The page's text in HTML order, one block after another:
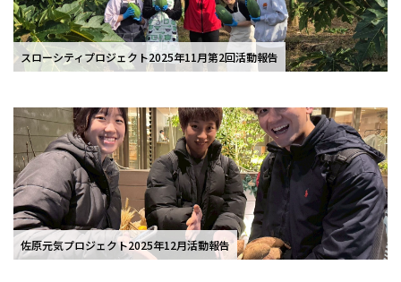
スローシティプロジェクト2025年11月第2回活動報告
佐原元気プロジェクト2025年12月活動報告